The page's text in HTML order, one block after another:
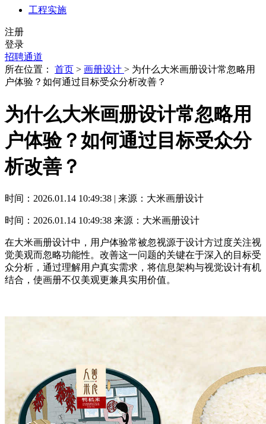
工程实施
注册
登录
招聘通道
所在位置： 首页 > 画册设计 > 为什么大米画册设计常忽略用
户体验？如何通过目标受众分析改善？
为什么大米画册设计常忽略用
户体验？如何通过目标受众分
析改善？
时间：2026.01.14 10:49:38 | 来源：大米画册设计
时间：2026.01.14 10:49:38 来源：大米画册设计
在大米画册设计中，用户体验常被忽视源于设计方过度关注视
觉美观而忽略功能性。改善这一问题的关键在于深入的目标受
众分析，通过理解用户真实需求，将信息架构与视觉设计有机
结合，使画册不仅美观更兼具实用价值。